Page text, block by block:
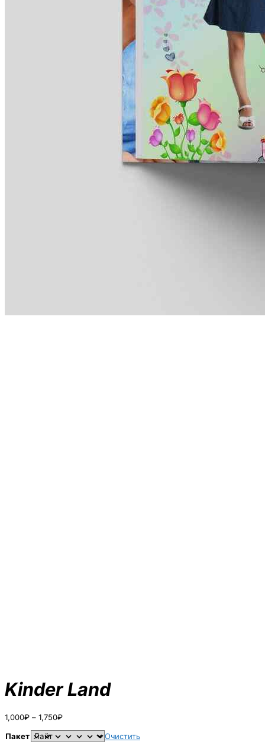
Kinder Land
1,000₽ – 1,750₽Диапазон
1,000₽
Пакет Очистить